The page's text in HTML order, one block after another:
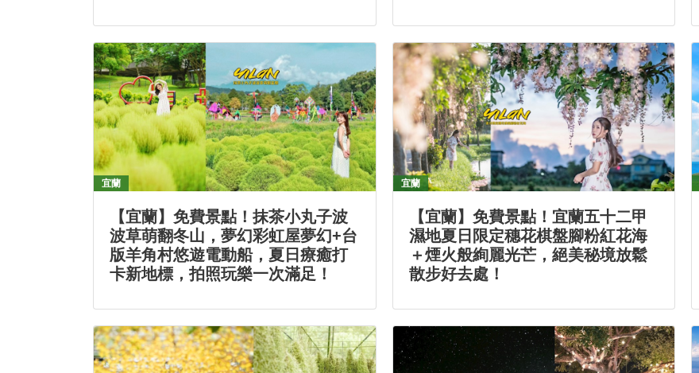
宜蘭
【宜蘭】免費景點！抹茶小丸子波
波草萌翻冬山，夢幻彩虹屋夢幻+台
版羊角村悠遊電動船，夏日療癒打
卡新地標，拍照玩樂一次滿足！
宜蘭
【宜蘭】免費景點！宜蘭五十二甲
濕地夏日限定穗花棋盤腳粉紅花海
＋煙火般絢麗光芒，絕美秘境放鬆
散步好去處！